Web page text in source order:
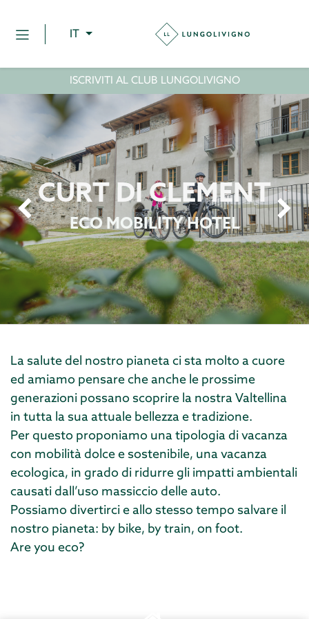
IT
ISCRIVITI AL CLUB LUNGOLIVIGNO
CURT DI CLEMENT
ECO MOBILITY HOTEL
Previous
La salute del nostro pianeta ci sta molto a cuore
ed amiamo pensare che anche le prossime
generazioni possano scoprire la nostra Valtellina
in tutta la sua attuale bellezza e tradizione.
Per questo proponiamo una tipologia di vacanza
con mobilità dolce e sostenibile, una vacanza
ecologica, in grado di ridurre gli impatti ambientali
causati dall’uso massiccio delle auto.
Possiamo divertirci e allo stesso tempo salvare il
nostro pianeta: by bike, by train, on foot.
Are you eco?